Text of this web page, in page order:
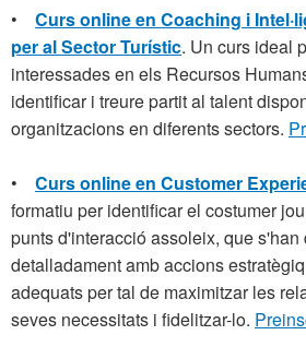
• Curs online en Coaching i
per al Sector Turístic. Un curs ideal
interessades en els Recursos
identificar i treure partit al talent
organitzacions en diferents sectors.
• Curs online en Customer
formatiu per identificar el costumer
punts d'interacció assoleix, que
detalladament amb accions
adequats per tal de maximitzar les
seves necessitats i fidelitzar-lo.